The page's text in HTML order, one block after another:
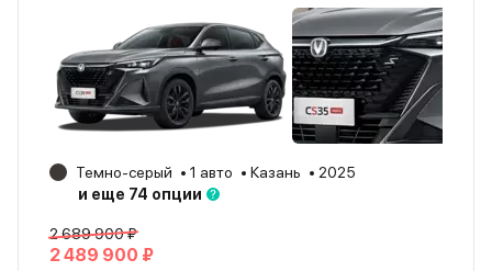
Темно-серый 1 авто Казань
2025
и еще 74 опции
2 689 900 ₽
2 489 900 ₽